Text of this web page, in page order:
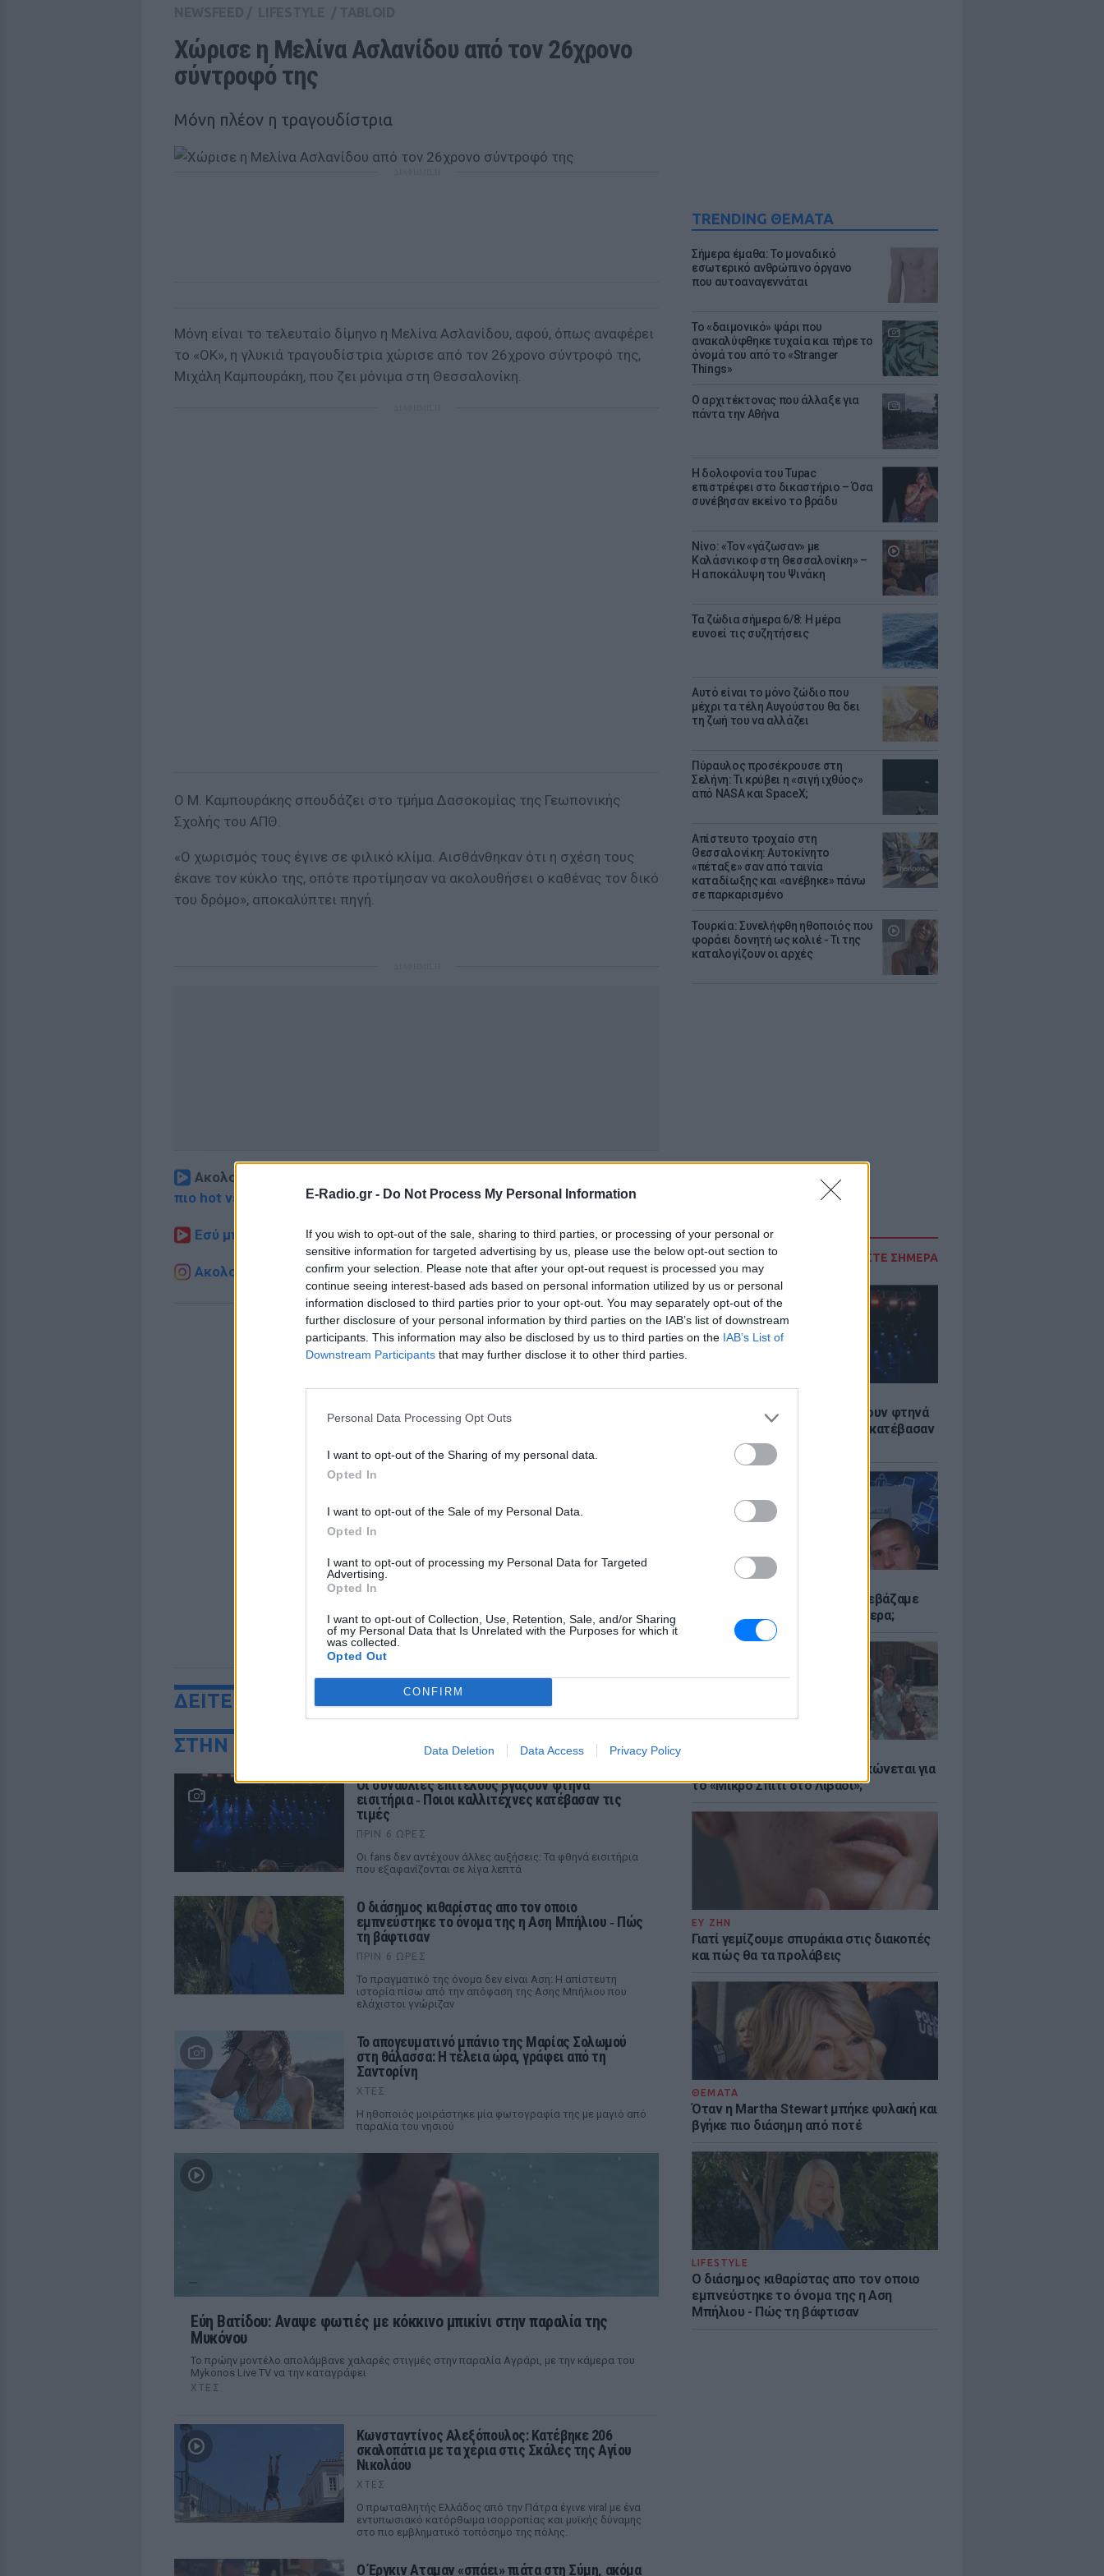
E-Radio.gr - Do Not Process My Personal Information
If you wish to opt-out of the sale, sharing to third parties, or processing of your personal or
sensitive information for targeted advertising by us, please use the below opt-out section to
confirm your selection. Please note that after your opt-out request is processed you may
continue seeing interest-based ads based on personal information utilized by us or personal
information disclosed to third parties prior to your opt-out. You may separately opt-out of the
further disclosure of your personal information by third parties on the IAB’s list of downstream
participants. This information may also be disclosed by us to third parties on the IAB’s List of
Downstream Participants that may further disclose it to other third parties.
Personal Data Processing Opt Outs
I want to opt-out of the Sharing of my personal data.
Opted In
I want to opt-out of the Sale of my Personal Data.
Opted In
I want to opt-out of processing my Personal Data for Targeted
Advertising.
Opted In
I want to opt-out of Collection, Use, Retention, Sale, and/or Sharing
of my Personal Data that Is Unrelated with the Purposes for which it
was collected.
Opted Out
CONFIRM
Data Deletion Data Access Privacy Policy
TRENDING ΘΕΜΑΤΑ
Σήμερα έμαθα: Το μοναδικό
εσωτερικό ανθρώπινο όργανο
που αυτοαναγεννάται
Το «δαιμονικό» ψάρι που
ανακαλύφθηκε τυχαία και πήρε το
όνομά του από το «Stranger
Things»
Ο αρχιτέκτονας που άλλαξε για
πάντα την Αθήνα
Η δολοφονία του Tupac
επιστρέφει στο δικαστήριο – Όσα
συνέβησαν εκείνο το βράδυ
Νίνο: «Τον «γάζωσαν» με
Καλάσνικοφ στη Θεσσαλονίκη» –
Η αποκάλυψη του Ψινάκη
Τα ζώδια σήμερα 6/8: Η μέρα
ευνοεί τις συζητήσεις
Αυτό είναι το μόνο ζώδιο που
μέχρι τα τέλη Αυγούστου θα δει
τη ζωή του να αλλάζει
Πύραυλος προσέκρουσε στη
Σελήνη: Τι κρύβει η «σιγή ιχθύος»
από NASA και SpaceX;
Απίστευτο τροχαίο στη
Θεσσαλονίκη: Αυτοκίνητο
«πέταξε» σαν από ταινία
καταδίωξης και «ανέβηκε» πάνω
σε παρκαρισμένο
Τουρκία: Συνελήφθη ηθοποιός που
φοράει δoνητή ως κολιέ - Τι της
καταλογίζουν οι αρχές
ΔΙΑΒΑΣΤΕ ΣΗΜΕΡΑ
Οι συναυλίες επιτέλους βγάζουν φτηνά
εισιτήρια - Ποιοι καλλιτέχνες κατέβασαν
τις τιμές
Έφτιαξαν το Napster που κατεβάζαμε
μουσική - Πού βρίσκονται σήμερα;
Explainer: Γιατί η Αμερική τσακώνεται για
το «Μικρό Σπίτι στο Λιβάδι»;
ΕΥ ΖΗΝ
Γιατί γεμίζουμε σπυράκια στις διακοπές
και πώς θα τα προλάβεις
ΘΕΜΑΤΑ
Όταν η Martha Stewart μπήκε φυλακή και
βγήκε πιο διάσημη από ποτέ
LIFESTYLE
Ο διάσημος κιθαρίστας απο τον οποιο
εμπνεύστηκε το όνομα της η Αση
Μπήλιου - Πώς τη βάφτισαν
Xώρισε η Μελίνα Ασλανίδου από τον 26χρονο
σύντροφό της
Mόνη πλέον η τραγουδίστρια
Mόνη είναι το τελευταίο δίμηνο η Μελίνα Ασλανίδου, αφού, όπως αναφέρει
το «ΟΚ», η γλυκιά τραγουδίστρια χώρισε από τον 26χρονο σύντροφό της,
Μιχάλη Καμπουράκη, που ζει μόνιμα στη Θεσσαλονίκη.
Ο Μ. Καμπουράκης σπουδάζει στο τμήμα Δασοκομίας της Γεωπονικής
Σχολής του ΑΠΘ.
«Ο χωρισμός τους έγινε σε φιλικό κλίμα. Αισθάνθηκαν ότι η σχέση τους
έκανε τον κύκλο της, οπότε προτίμησαν να ακολουθήσει ο καθένας τον δικό
του δρόμο», αποκαλύπτει πηγή.
Ακολουθήστε το E-Radio.gr στο
πιο hot νέα
Εσύ μπήκες στο E-Daily.gr; Τα νέα της ημέρας και ότι σου κάνει κλικ!
Ακολουθήστε το E-Radio.gr και στο Instagram
ΔΙΑΦΗΜΙΣΗ
ΔΕΙΤΕ ΕΠΙΣΗΣ
ΣΤΗΝ ΙΔΙΑ ΚΑΤΗΓΟΡΙΑ
Οι συναυλίες επιτέλους βγάζουν φτηνά
εισιτήρια ‑ Ποιοι καλλιτέχνες κατέβασαν τις
τιμές
ΠΡΙΝ 6 ΏΡΕΣ
Οι fans δεν αντέχουν άλλες αυξήσεις: Τα φθηνά εισιτήρια
που εξαφανίζονται σε λίγα λεπτά
Ο διάσημος κιθαρίστας απο τον οποιο
εμπνεύστηκε το όνομα της η Αση Μπήλιου ‑ Πώς
τη βάφτισαν
ΠΡΙΝ 6 ΏΡΕΣ
Το πραγματικό της όνομα δεν είναι Αση: Η απίστευτη
ιστορία πίσω από την απόφαση της Ασης Μπήλιου που
ελάχιστοι γνώριζαν
Το απογευματινό μπάνιο της Μαρίας Σολωμού
στη θάλασσα: Η τέλεια ώρα, γράφει από τη
Σαντορίνη
ΧΤΕΣ
Η ηθοποιός μοιράστηκε μία φωτογραφία της με μαγιό από
παραλία του νησιού
Εύη Βατίδου: Αναψε φωτιές με κόκκινο μπικίνι στην παραλία της
Μυκόνου
Το πρώην μοντέλο απολάμβανε χαλαρές στιγμές στην παραλία Αγράρι, με την κάμερα του
Mykonos Live TV να την καταγράφει
ΧΤΕΣ
Κωνσταντίνος Αλεξόπουλος: Κατέβηκε 206
σκαλοπάτια με τα χέρια στις Σκάλες της Αγίου
Νικολάου
ΧΤΕΣ
Ο πρωταθλητής Ελλάδος από την Πάτρα έγινε viral με ένα
εντυπωσιακό κατόρθωμα ισορροπίας και μυϊκής δύναμης
στο πιο εμβληματικό τοπόσημο της πόλης.
Ο Έργκιν Αταμαν «σπάει» πιάτα στη Σύμη, ακόμα